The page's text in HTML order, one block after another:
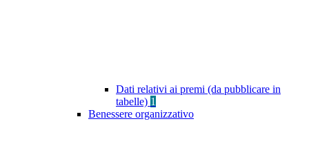
Dati relativi ai premi (da pubblicare in
tabelle) 1
Benessere organizzativo